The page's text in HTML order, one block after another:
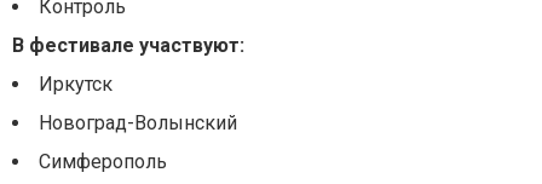
Контроль
В фестивале участвуют:
Иркутск
Новоград-Волынский
Симферополь